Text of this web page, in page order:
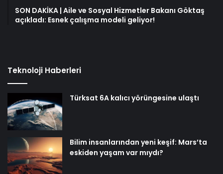
SON DAKİKA | Aile ve Sosyal Hizmetler Bakanı Göktaş
açıkladı: Esnek çalışma modeli geliyor!
Teknoloji Haberleri
Türksat 6A kalıcı yörüngesine ulaştı
Bilim insanlarından yeni keşif: Mars’ta
eskiden yaşam var mıydı?